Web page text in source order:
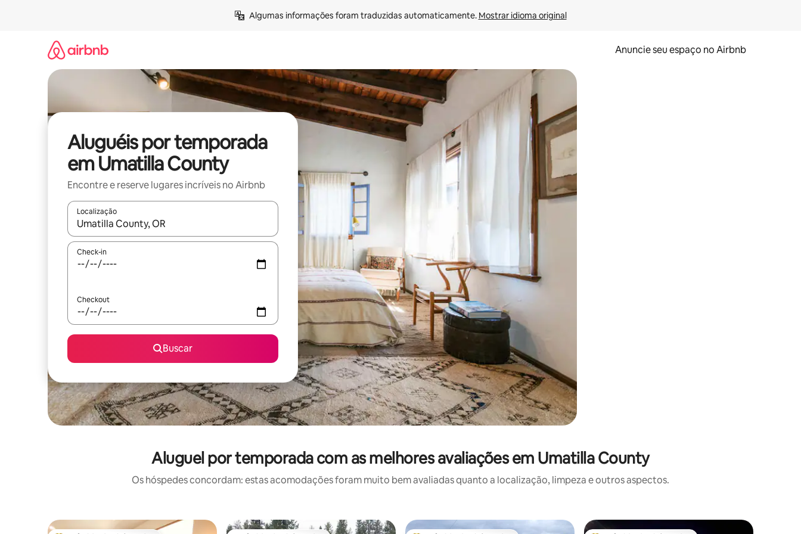
Algumas informações foram traduzidas automaticamente. Mostrar idioma original
Anuncie seu espaço no Airbnb
Aluguéis por temporada
em Umatilla County
Encontre e reserve lugares incríveis no Airbnb
Localização
Quando os resultados estiverem disponíveis, explore-os usando as seta para cima e para baixo do teclado ou tocando e deslizando o dedo na tela.
Check-in
Checkout
Buscar
Aluguel por temporada com as melhores avaliações em Umatilla County
Os hóspedes concordam: estas acomodações foram muito bem avaliadas quanto a localização, limpeza e outros aspectos.